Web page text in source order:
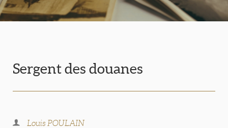
Sergent des douanes
Louis POULAIN